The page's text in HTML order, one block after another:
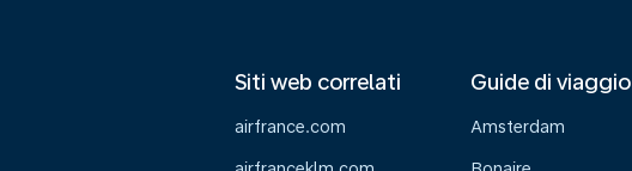
Siti web correlati
airfrance.com
Guide di viaggio
Amsterdam